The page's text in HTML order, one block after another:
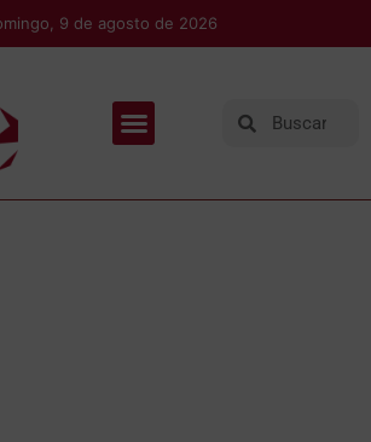
9 de agosto de 2026